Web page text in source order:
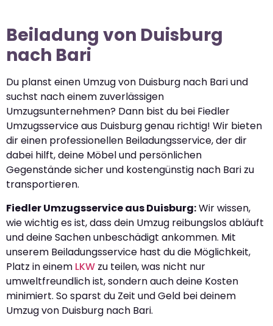
Beiladung von Duisburg
nach Bari
Du planst einen Umzug von Duisburg nach Bari und
suchst nach einem zuverlässigen
Umzugsunternehmen? Dann bist du bei Fiedler
Umzugsservice aus Duisburg genau richtig! Wir bieten
dir einen professionellen Beiladungsservice, der dir
dabei hilft, deine Möbel und persönlichen
Gegenstände sicher und kostengünstig nach Bari zu
transportieren.
Fiedler Umzugsservice aus Duisburg:Wir wissen,
wie wichtig es ist, dass dein Umzug reibungslos abläuft
und deine Sachen unbeschädigt ankommen. Mit
unserem Beiladungsservice hast du die Möglichkeit,
Platz in einem LKW zu teilen, was nicht nur
umweltfreundlich ist, sondern auch deine Kosten
minimiert. So sparst du Zeit und Geld bei deinem
Umzug von Duisburg nach Bari.